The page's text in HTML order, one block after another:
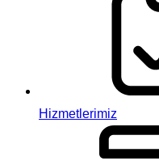
Hizmetlerimiz